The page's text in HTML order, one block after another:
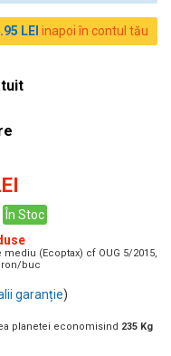
LEI inapoi în contul tău
În Stoc
(Ecoptax) cf OUG 5/2015,
ron/buc
garanție)
planetei economisind 235 Kg